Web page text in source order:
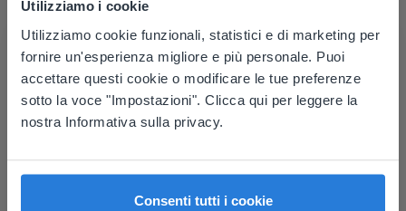
Utilizziamo i cookie
Utilizziamo cookie funzionali, statistici e di marketing per
fornire un'esperienza migliore e più personale. Puoi
accettare questi cookie o modificare le tue preferenze
sotto la voce "Impostazioni". Clicca qui per leggere la
nostra Informativa sulla privacy.
Consenti tutti i cookie
Carol Collack
Scuola Elementare Frank Kim, Nevada
This website doesn't match
your location
Based on your location, we think you might
prefer to visit our English website. There you'll
English
Italiano